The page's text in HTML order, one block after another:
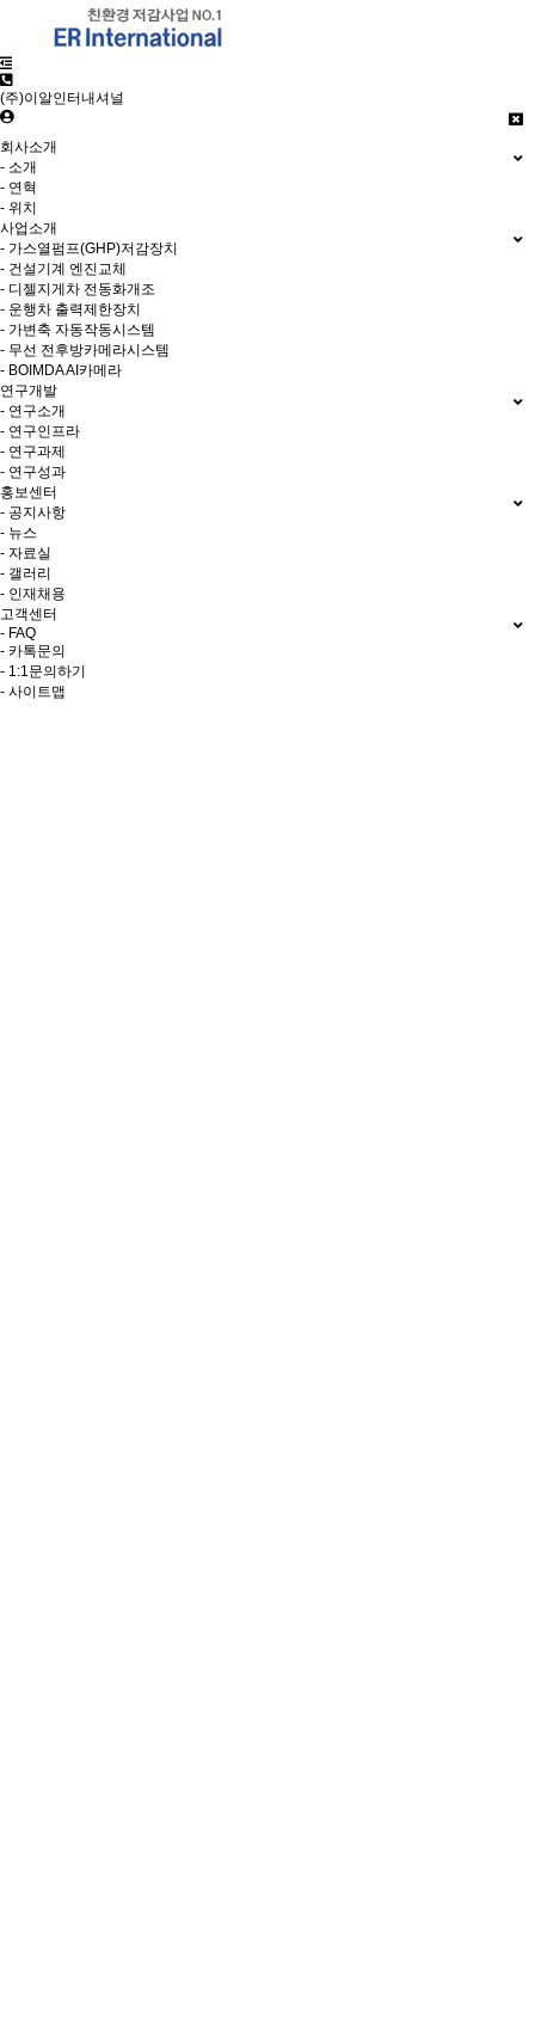
(주)이알인터내셔널
회사소개
- 소개
- 연혁
- 위치
사업소개
- 가스열펌프(GHP)저감장치
- 건설기계 엔진교체
- 디젤지게차 전동화개조
- 운행차 출력제한장치
- 가변축 자동작동시스템
- 무선 전후방카메라시스템
- BOIMDA AI카메라
연구개발
- 연구소개
- 연구인프라
- 연구과제
- 연구성과
홍보센터
- 공지사항
- 뉴스
- 자료실
- 갤러리
- 인재채용
고객센터
- FAQ
- 카톡문의
- 1:1문의하기
- 사이트맵